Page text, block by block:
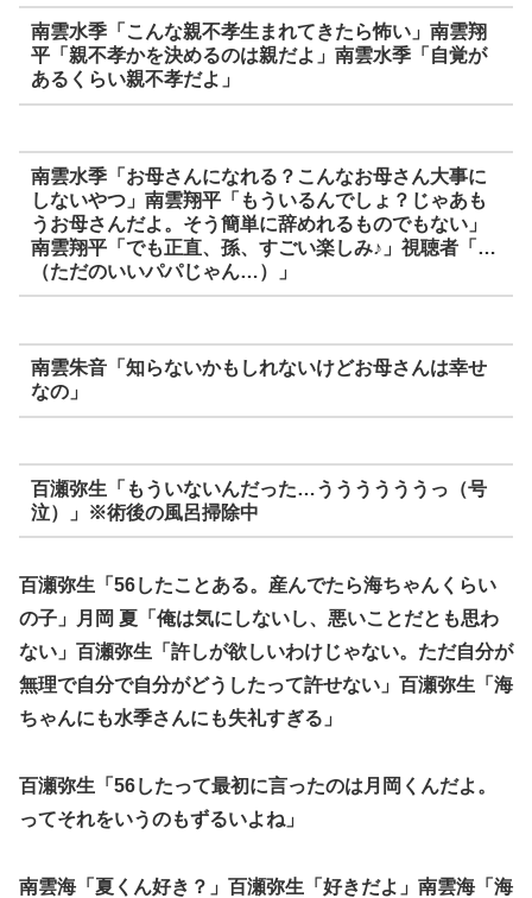
南雲水季「こんな親不孝生まれてきたら怖い」南雲翔
平「親不孝かを決めるのは親だよ」南雲水季「自覚が
あるくらい親不孝だよ」
南雲水季「お母さんになれる？こんなお母さん大事に
しないやつ」南雲翔平「もういるんでしょ？じゃあも
うお母さんだよ。そう簡単に辞めれるものでもない」
南雲翔平「でも正直、孫、すごい楽しみ♪」視聴者「…
（ただのいいパパじゃん…）」
南雲朱音「知らないかもしれないけどお母さんは幸せ
なの」
百瀬弥生「もういないんだった…ううううううっ（号
泣）」※術後の風呂掃除中
百瀬弥生「56したことある。産んでたら海ちゃんくらい
の子」月岡 夏「俺は気にしないし、悪いことだとも思わ
ない」百瀬弥生「許しが欲しいわけじゃない。ただ自分が
無理で自分で自分がどうしたって許せない」百瀬弥生「海
ちゃんにも水季さんにも失礼すぎる」
百瀬弥生「56したって最初に言ったのは月岡くんだよ。
ってそれをいうのもずるいよね」
南雲海「夏くん好き？」百瀬弥生「好きだよ」南雲海「海